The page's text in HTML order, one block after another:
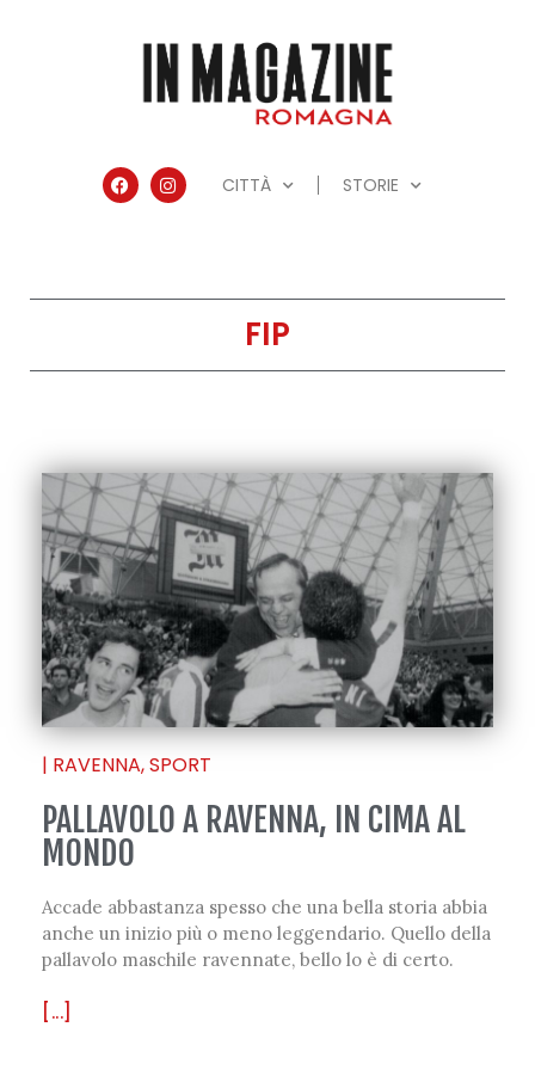
CITTÀ STORIE
FIP
| RAVENNA,SPORT
PALLAVOLO A RAVENNA, IN CIMA AL
MONDO
Accade abbastanza spesso che una bella storia abbia
anche un inizio più o meno leggendario. Quello della
pallavolo maschile ravennate, bello lo è di certo.
[...]